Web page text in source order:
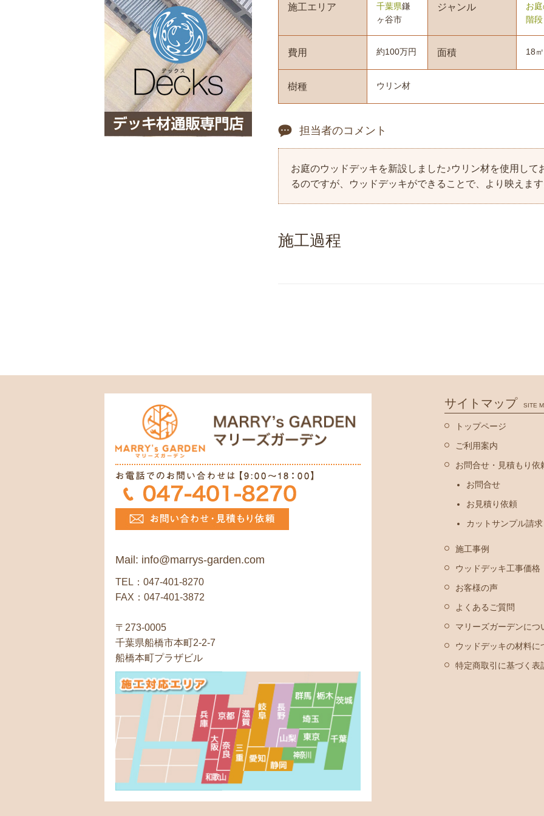
施工エリア 千葉県鎌
ヶ谷市
ジャンル お
階
費用 約100万円 面積 18㎡
樹種 ウリン材
担当者のコメント
お庭のウッドデッキを新設しました♪ウリン材を使用し
るのですが、ウッドデッキができることで、より映えま
施工過程
Mail: info@marrys-garden.com
TEL：047-401-8270
FAX：047-401-3872
〒273-0005
千葉県船橋市本町2-2-7
船橋本町プラザビル
サイトマップ SITE
トップページ
ご利用案内
お問合せ・見積もり依
お問合せ
お見積り依頼
カットサンプル請求
施工事例
ウッドデッキ工事価格
お客様の声
よくあるご質問
マリーズガーデンにつ
ウッドデッキの材料に
特定商取引に基づく表